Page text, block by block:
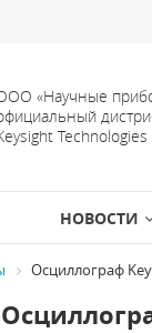
«Научные
Technologies
НОВОСТИ
Осциллограф